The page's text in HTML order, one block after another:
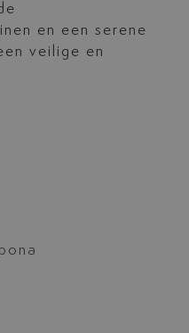
en een serene
veilige en